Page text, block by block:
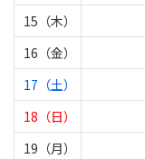
15（木）
16（金）
17（土）
18（日）
19（月）